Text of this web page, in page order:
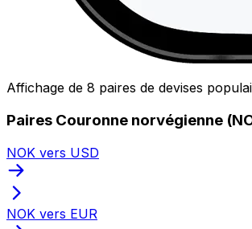
Affichage de 8 paires de devises
Paires Couronne norvégienne
NOK vers USD
NOK vers EUR